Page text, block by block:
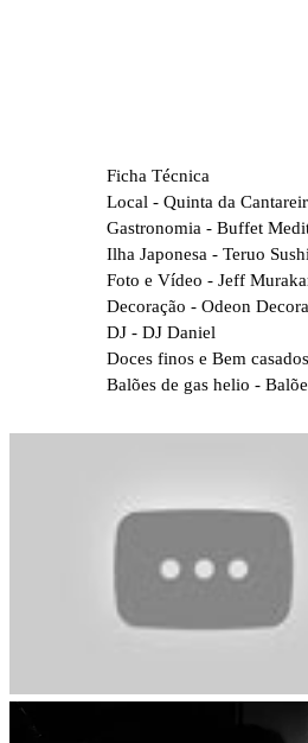
Ficha Técnica
Local - Quinta da
Gastronomia - Buffet
Ilha Japonesa - Teruo
Foto e Vídeo - Jeff
Decoração - Odeon
DJ - DJ Daniel
Doces finos e Bem
Balões de gas helio -